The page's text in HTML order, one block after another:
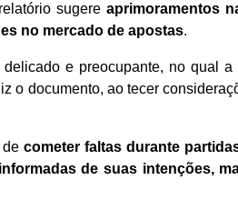
sugere aprimoramentos
no mercado de apostas.
e preocupante, no qual
o documento, ao tecer
decometer faltas durante
de suas intenções,